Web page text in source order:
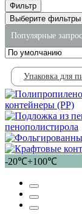
Фильтр
Выберите фильтры
Популярные
одноразовые
упаковки для
средство для
средство для
крафт пакеты
ведра
Упаковка для
контейнеры (PP)
пенополистирола
-20℃+100℃